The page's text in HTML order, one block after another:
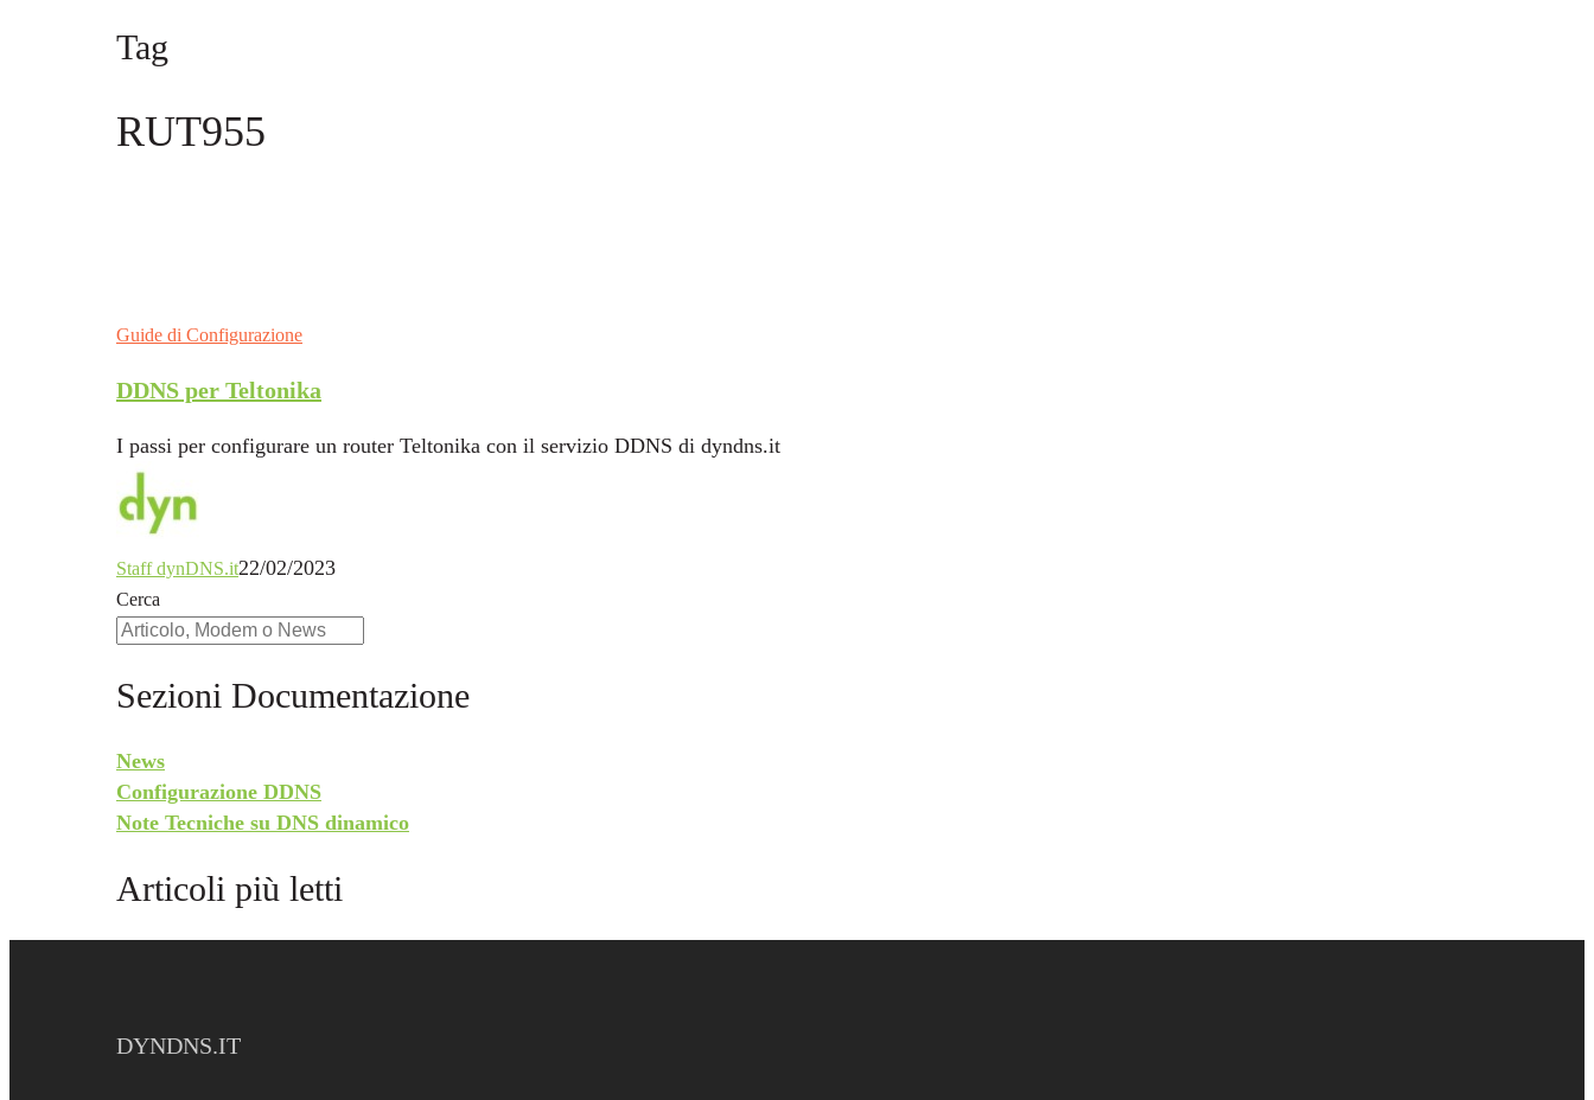
Tag
RUT955
Guide di Configurazione
DDNS per Teltonika
I passi per configurare un router Teltonika con il servizio DDNS di dyndns.it
Staff dynDNS.it22/02/2023
Cerca
Sezioni Documentazione
News
Configurazione DDNS
Note Tecniche su DNS dinamico
Articoli più letti
DYNDNS.IT